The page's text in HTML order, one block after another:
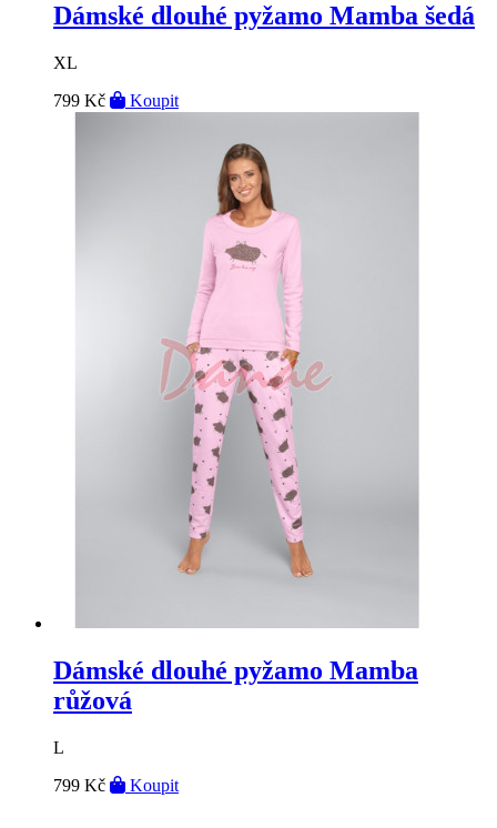
Dámské dlouhé pyžamo Mamba šedá
XL
799 Kč
Koupit
Dámské dlouhé pyžamo Mamba
růžová
L
799 Kč
Koupit